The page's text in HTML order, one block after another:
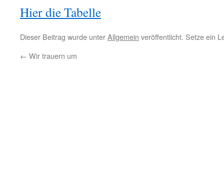
Hier die Tabelle
Dieser Beitrag wurde unterAllgemein veröffentlicht. Setze ein
← Wir trauern um